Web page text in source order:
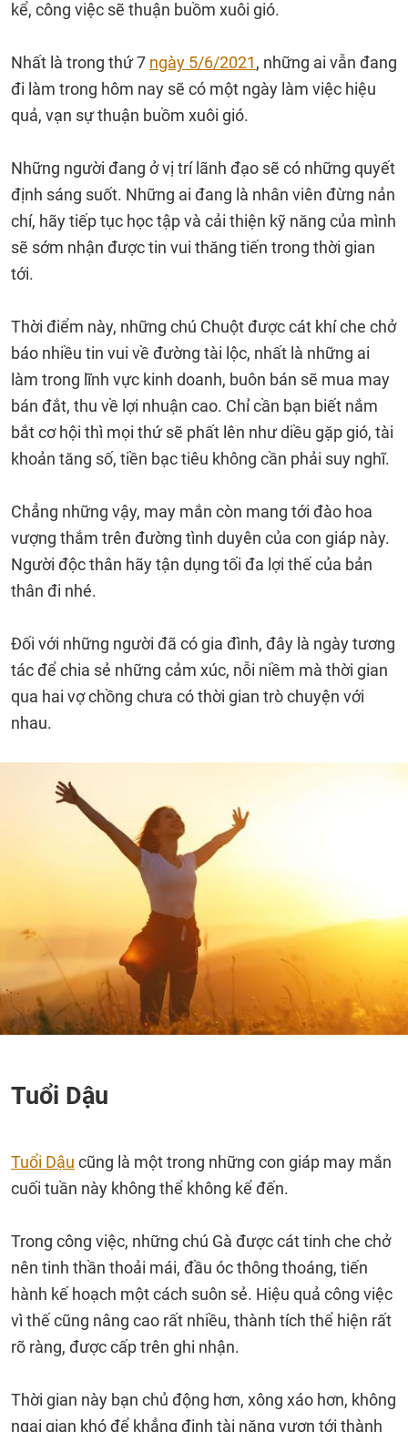
kể, công việc sẽ thuận buồm xuôi gió.
Nhất là trong thứ 7 ngày 5/6/2021, những ai vẫn đang
đi làm trong hôm nay sẽ có một ngày làm việc hiệu
quả, vạn sự thuận buồm xuôi gió.
Những người đang ở vị trí lãnh đạo sẽ có những quyết
định sáng suốt. Những ai đang là nhân viên đừng nản
chí, hãy tiếp tục học tập và cải thiện kỹ năng của mình
sẽ sớm nhận được tin vui thăng tiến trong thời gian
tới.
Thời điểm này, những chú Chuột được cát khí che chở
báo nhiều tin vui về đường tài lộc, nhất là những ai
làm trong lĩnh vực kinh doanh, buôn bán sẽ mua may
bán đắt, thu về lợi nhuận cao. Chỉ cần bạn biết nắm
bắt cơ hội thì mọi thứ sẽ phất lên như diều gặp gió, tài
khoản tăng số, tiền bạc tiêu không cần phải suy nghĩ.
Chẳng những vậy, may mắn còn mang tới đào hoa
vượng thắm trên đường tình duyên của con giáp này.
Người độc thân hãy tận dụng tối đa lợi thế của bản
thân đi nhé.
Đối với những người đã có gia đình, đây là ngày tương
tác để chia sẻ những cảm xúc, nỗi niềm mà thời gian
qua hai vợ chồng chưa có thời gian trò chuyện với
nhau.
Tuổi Dậu
Tuổi Dậu cũng là một trong những con giáp may mắn
cuối tuần này không thể không kể đến.
Trong công việc, những chú Gà được cát tinh che chở
nên tinh thần thoải mái, đầu óc thông thoáng, tiến
hành kế hoạch một cách suôn sẻ. Hiệu quả công việc
vì thế cũng nâng cao rất nhiều, thành tích thể hiện rất
rõ ràng, được cấp trên ghi nhận.
Thời gian này bạn chủ động hơn, xông xáo hơn, không
ngại gian khó để khẳng định tài năng vươn tới thành